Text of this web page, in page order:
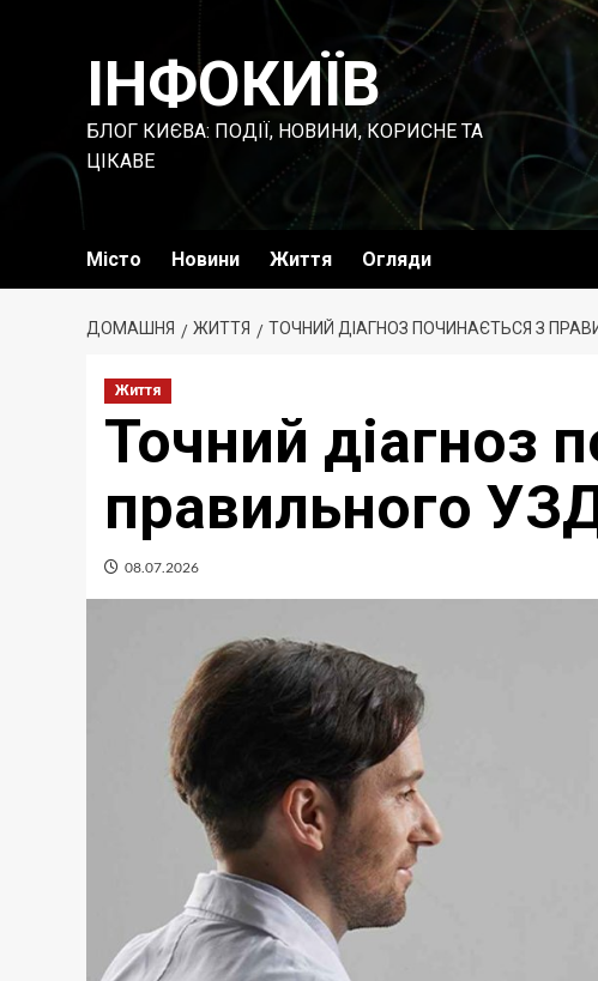
ІНФОКИЇВ
БЛОГ КИЄВА: ПОДІЇ, НОВИНИ, КОРИСНЕ ТА
ЦІКАВЕ
Місто Новини Життя Огляди
ДОМАШНЯ ЖИТТЯ ТОЧНИЙ ДІАГНОЗ ПОЧИНАЄТЬСЯ З
Життя
Точний діагноз
правильного
08.07.2026